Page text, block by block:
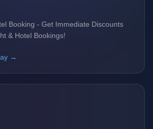
Booking - Get Immediate Discounts
& Hotel Bookings!
→